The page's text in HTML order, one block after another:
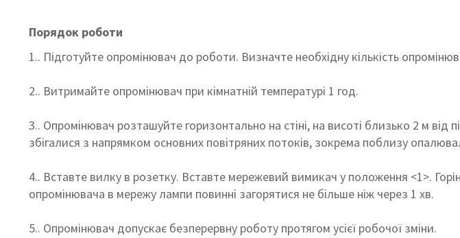
Порядок роботи
1.. Підготуйте опромінювач до роботи. Визначте необхідну кількість
2.. Витримайте опромінювач при кімнатній температурі 1 год.
3.. Опромінювач розташуйте горизонтально на стіні, на висоті близько 2 м
збігалися з напрямком основних повітряних потоків, зокрема поблизу
4.. Вставте вилку в розетку. Вставте мережевий вимикач у положення <1>.
опромінювача в мережу лампи повинні загорятися не більше ніж через 1 хв.
5.. Опромінювач допускає безперервну роботу протягом усієї робочої зміни.